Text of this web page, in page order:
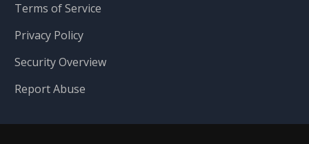
Terms of Service
Privacy Policy
Security Overview
Report Abuse